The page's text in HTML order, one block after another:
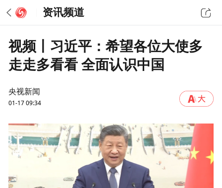
资讯频道
视频丨习近平：希望各位大使多
走走多看看 全面认识中国
央视新闻
01-17 09:34